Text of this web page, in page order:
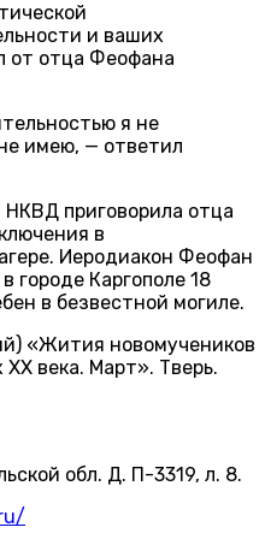
и ваших
от отца Феофана
я не
имею, — ответил
НКВД приговорила отца
в
Иеродиакон Феофан
городе Каргополе 18
в безвестной могиле.
«Жития новомучеников
века. Март». Тверь.
обл. Д. П-3319, л. 8.